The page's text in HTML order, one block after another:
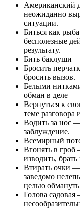
Американский
неожиданно
ситуации.
Биться как
бесполезные
результату.
Бить баклуши —
Бросить
бросить вызов.
Белыми
обман в деле
Вернуться к
теме разговора
Водить за нос
заблуждение.
Всемирный
Вгонять в гроб
изводить,
Втирать очки —
заведомо
целью
Голова